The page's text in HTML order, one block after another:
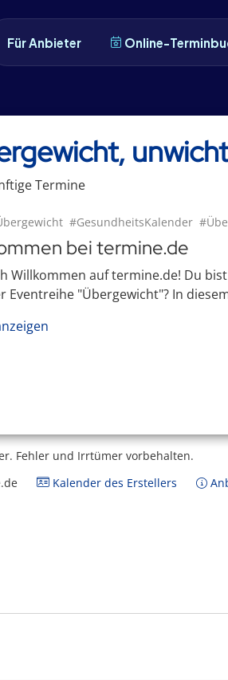
Für Anbieter Online-
Termine
#GesundheitsKalender
bei termine.de
Willkommen auf termine.de! Du
Eventreihe "Übergewicht"? In
Fehler und Irrtümer vorbehalten.
Kalender des Erstellers